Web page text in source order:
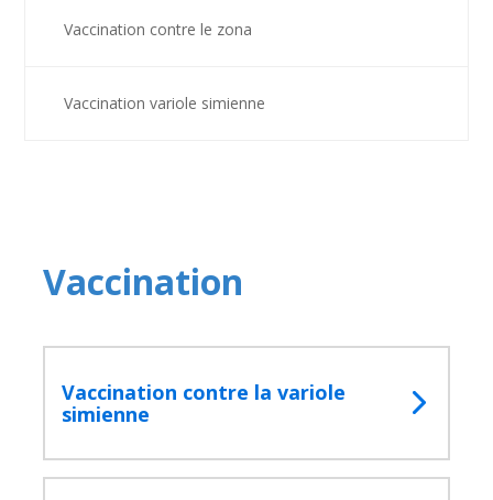
Fermer
Vaccination contre le zona
Vaccination variole simienne
Vaccination
Vaccination contre la variole
simienne